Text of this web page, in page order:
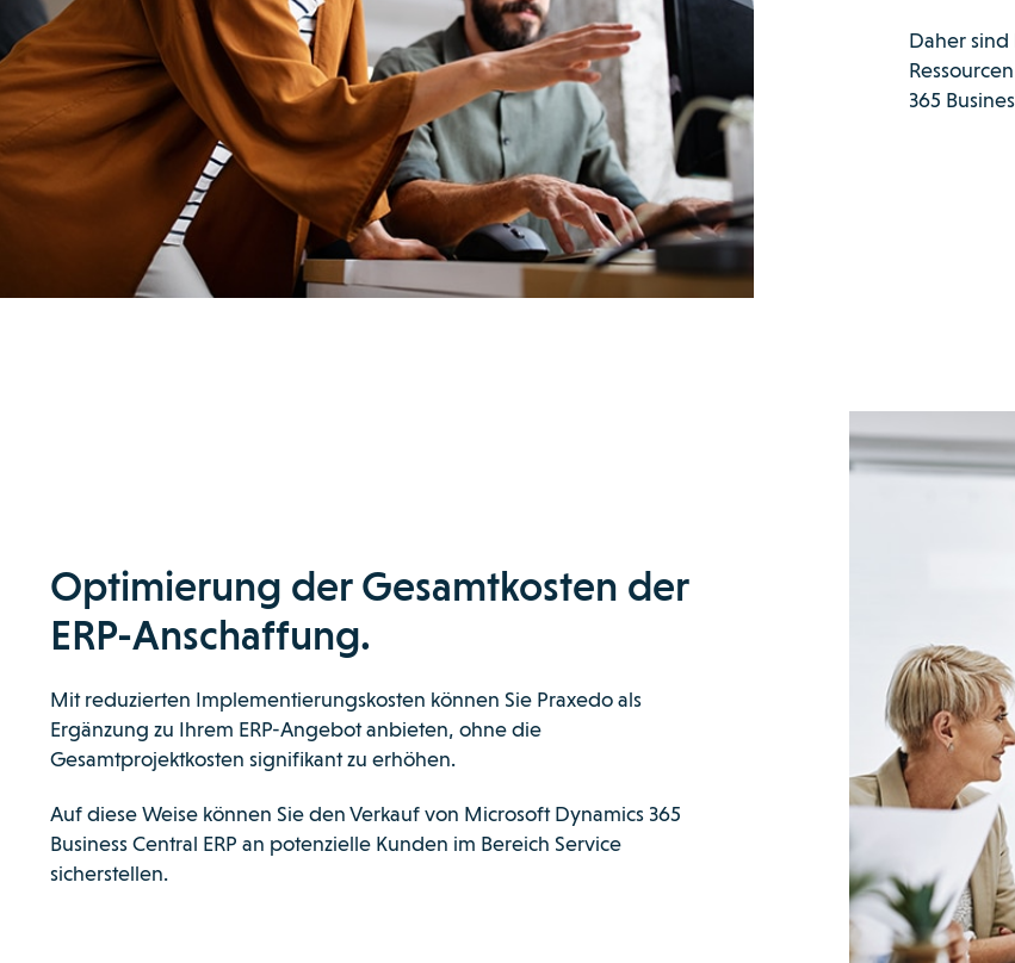
Daher
365
Optimierung der Gesamtkosten der
ERP-Anschaffung.
Mit reduzierten Implementierungskosten können Sie Praxedo als
Ergänzung zu Ihrem ERP-Angebot anbieten, ohne die
Gesamtprojektkosten signifikant zu erhöhen.
Auf diese Weise können Sie den Verkauf von Microsoft Dynamics 365
Business Central ERP an potenzielle Kunden im Bereich Service
sicherstellen.